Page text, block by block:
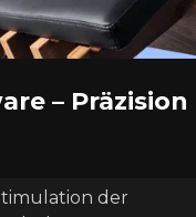
–
der